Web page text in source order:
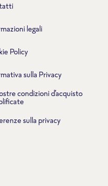
legali
Policy
sulla Privacy
condizioni d’acquisto
sulla privacy